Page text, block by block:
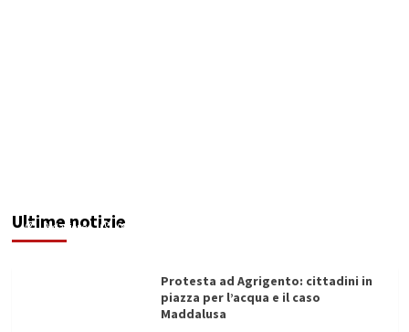
Ultime notizie
Redazione 08/08/2026
Protesta ad Agrigento: cittadini in
piazza per l’acqua e il caso
Maddalusa